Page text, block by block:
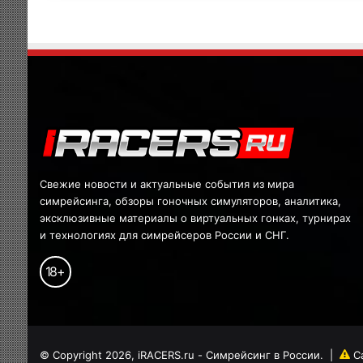
Свежие новости и актуальные события из мира
симрейсинга, обзоры гоночных симуляторов, аналитика,
эксклюзивные материалы о виртуальных гонках, турнирах
и технологиях для симрейсеров России и СНГ.
18+
© Copyright 2026, iRACERS.ru - Симрейсинг в России.